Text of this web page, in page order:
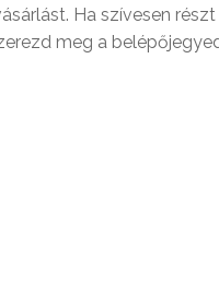
Ha szívesen
meg a